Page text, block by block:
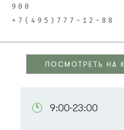
900
+7(495)777-12-88
ПОСМОТРЕТЬ НА
9:00-23:00